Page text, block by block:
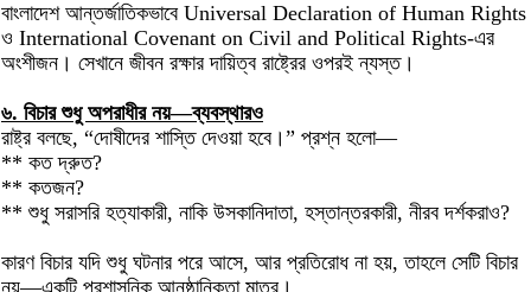
বাংলাদেশ আন্তর্জাতিকভাবে Universal Declaration of Human Rights
ও International Covenant on Civil and Political Rights-এর
অংশীজন। সেখানে জীবন রক্ষার দায়িত্ব রাষ্ট্রের ওপরই ন্যস্ত।
৬. বিচার শুধু অপরাধীর নয়—ব্যবস্থারও
রাষ্ট্র বলছে, “দোষীদের শাস্তি দেওয়া হবে।” প্রশ্ন হলো—
** কত দ্রুত?
** কতজন?
** শুধু সরাসরি হত্যাকারী, নাকি উসকানিদাতা, হস্তান্তরকারী, নীরব দর্শকরাও?
কারণ বিচার যদি শুধু ঘটনার পরে আসে, আর প্রতিরোধ না হয়, তাহলে সেটি বিচার